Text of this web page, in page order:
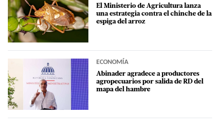
El Ministerio de Agricultura lanza
una estrategia contra el chinche de la
espiga del arroz
ECONOMÍA
Abinader agradece a productores
agropecuarios por salida de RD del
mapa del hambre